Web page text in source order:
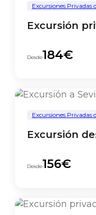
Excursiones Privadas
Excursión
Desde184€
Excursiones Privadas
Excursión
Desde156€